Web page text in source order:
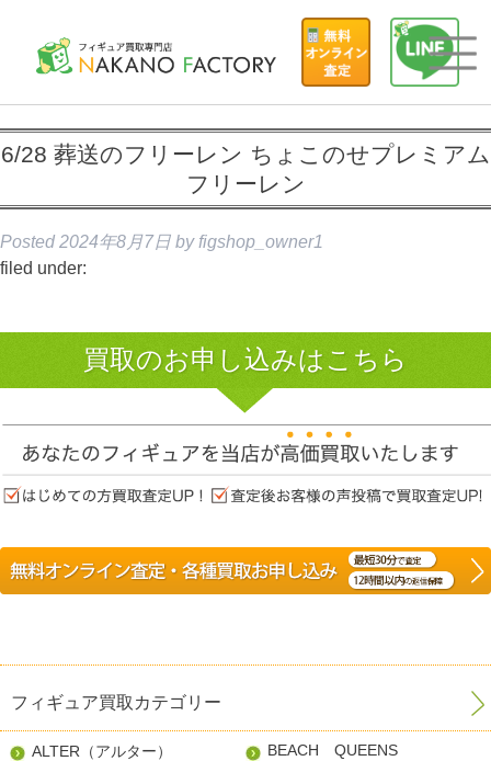
6/28 葬送のフリーレン ちょこのせプレミアム
フリーレン
Posted 2024年8月7日 by figshop_owner1
filed under:
買取のお申し込みはこちら
フィギュア買取カテゴリー
ALTER（アルター） BEACH QUEENS